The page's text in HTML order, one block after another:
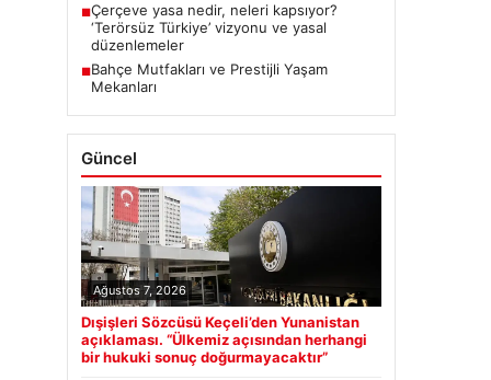
■Çerçeve yasa nedir, neleri kapsıyor?
‘Terörsüz Türkiye’ vizyonu ve yasal
düzenlemeler
■Bahçe Mutfakları ve Prestijli Yaşam
Mekanları
Güncel
Ağustos 7, 2026
Dışişleri Sözcüsü Keçeli’den Yunanistan
açıklaması. “Ülkemiz açısından herhangi
bir hukuki sonuç doğurmayacaktır”